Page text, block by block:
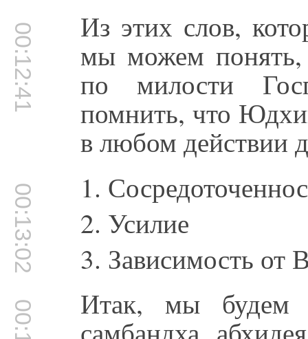
00:12:41 Из этих слов,
мы можем понять,
по милости
помнить, что
в любом действии
00:13:02
1.
2. Усилие
3. Зависимость от
Итак, мы будем